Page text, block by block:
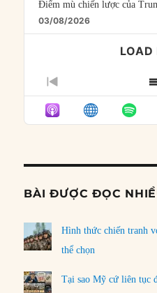
Điểm mù chiến lược của
03/08/2026
LOAD
PREVIOUS
EPISODE
BÀI ĐƯỢC ĐỌC
Hình thức chiến tranh
thể chọn
Tại sao Mỹ cứ liên tục